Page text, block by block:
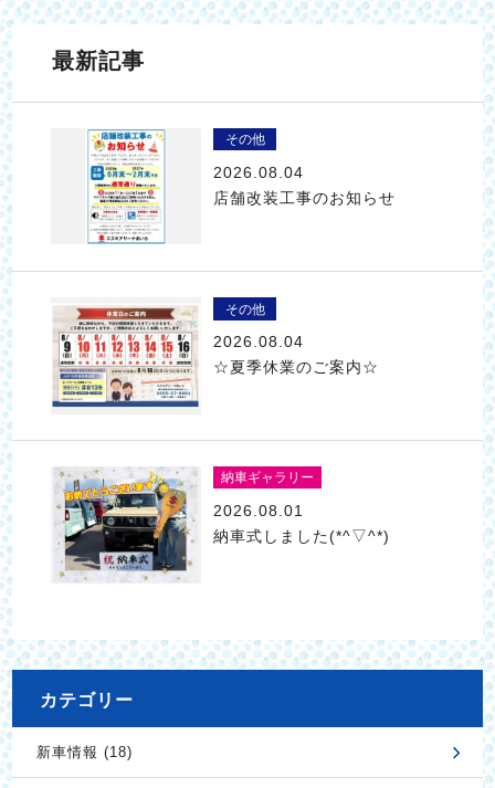
最新記事
その他
2026.08.04
店舗改装工事のお知らせ
その他
2026.08.04
☆夏季休業のご案内☆
納車ギャラリー
2026.08.01
納車式しました(*^▽^*)
カテゴリー
新車情報 (18)